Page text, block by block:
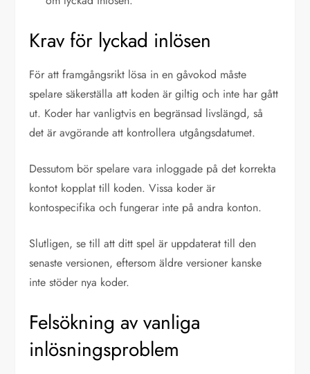
Krav för lyckad inlösen
För att framgångsrikt lösa in en gåvokod måste
spelare säkerställa att koden är giltig och inte har gått
ut. Koder har vanligtvis en begränsad livslängd, så
det är avgörande att kontrollera utgångsdatumet.
Dessutom bör spelare vara inloggade på det korrekta
kontot kopplat till koden. Vissa koder är
kontospecifika och fungerar inte på andra konton.
Slutligen, se till att ditt spel är uppdaterat till den
senaste versionen, eftersom äldre versioner kanske
inte stöder nya koder.
Felsökning av vanliga
inlösningsproblem